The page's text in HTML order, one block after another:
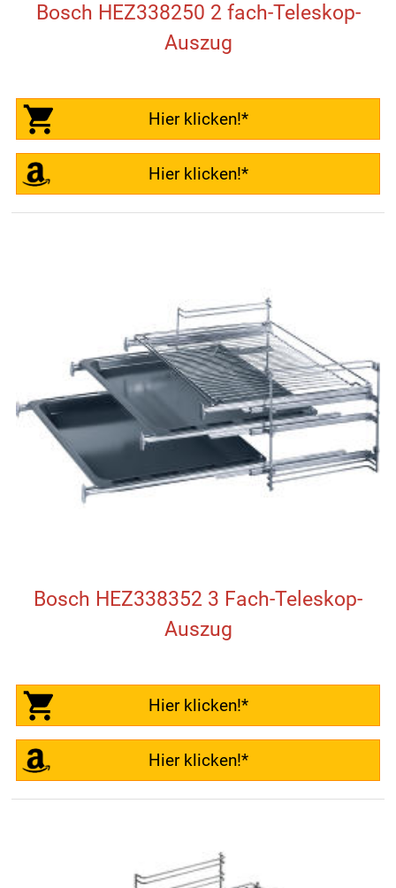
Bosch HEZ338250 2 fach-Teleskop-
Auszug
Hier klicken!*
Hier klicken!*
Bosch HEZ338352 3 Fach-Teleskop-
Auszug
Hier klicken!*
Hier klicken!*